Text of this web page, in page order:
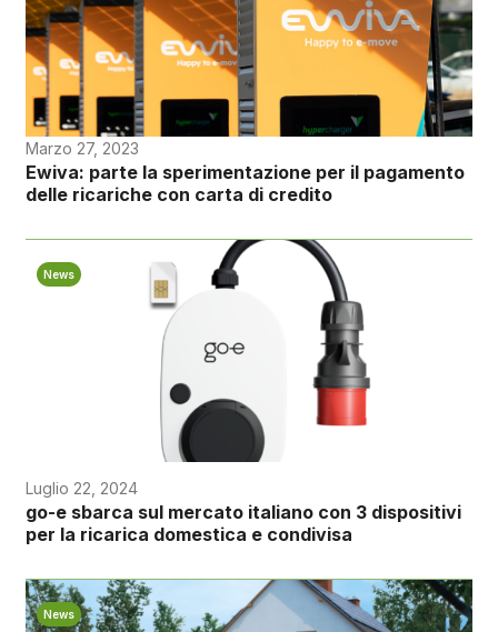
Marzo 27, 2023
Ewiva: parte la sperimentazione per il pagamento
delle ricariche con carta di credito
News
Luglio 22, 2024
go-e sbarca sul mercato italiano con 3 dispositivi
per la ricarica domestica e condivisa
News